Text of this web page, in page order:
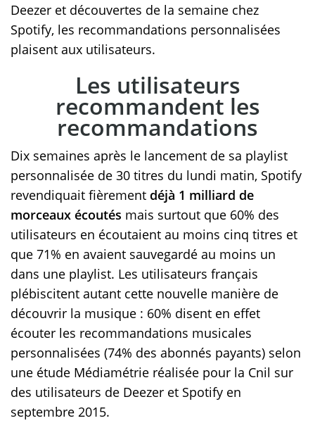
Deezer et découvertes de la semaine chez
Spotify, les recommandations personnalisées
plaisent aux utilisateurs.
Les utilisateurs
recommandent les
recommandations
Dix semaines après le lancement de sa playlist
personnalisée de 30 titres du lundi matin, Spotify
revendiquait fièrement déjà 1 milliard de
morceaux écoutés mais surtout que 60% des
utilisateurs en écoutaient au moins cinq titres et
que 71% en avaient sauvegardé au moins un
dans une playlist. Les utilisateurs français
plébiscitent autant cette nouvelle manière de
découvrir la musique : 60% disent en effet
écouter les recommandations musicales
personnalisées (74% des abonnés payants) selon
une étude Médiamétrie réalisée pour la Cnil sur
des utilisateurs de Deezer et Spotify en
septembre 2015.